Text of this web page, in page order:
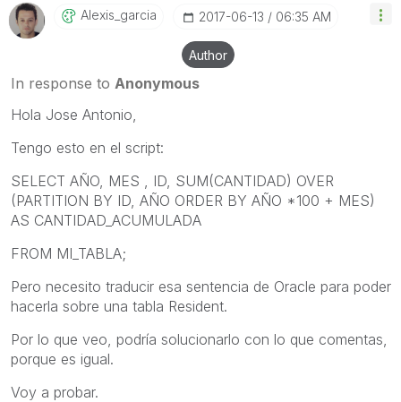
Alexis_garcia ‎2017-06-13 06:35 AM
Author
In response to Anonymous
Hola Jose Antonio,
Tengo esto en el script:
SELECT AÑO, MES , ID, SUM(CANTIDAD) OVER
(PARTITION BY ID, AÑO ORDER BY AÑO *100 + MES)
AS CANTIDAD_ACUMULADA
FROM MI_TABLA;
Pero necesito traducir esa sentencia de Oracle para poder
hacerla sobre una tabla Resident.
Por lo que veo, podría solucionarlo con lo que comentas,
porque es igual.
Voy a probar.